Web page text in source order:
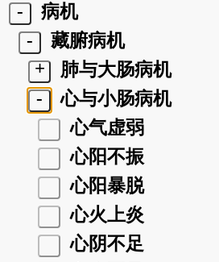
-
病机
-
藏腑病机
+
肺与大肠病机
-
心与小肠病机
心气虚弱
心阳不振
心阳暴脱
心火上炎
心阴不足